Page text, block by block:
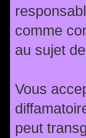
comme
au sujet
Vous
peut